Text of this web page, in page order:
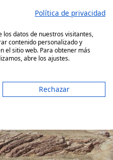
Tomelloso
Política de privacidad
los datos de nuestros visitantes,
contenido personalizado y
el sitio web. Para obtener más
abre los ajustes.
Rechazar